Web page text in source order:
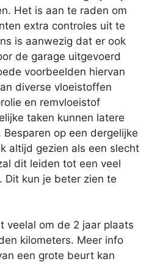
Het is aan te raden om
extra controles uit te
is aanwezig dat er ook
de garage uitgevoerd
voorbeelden hiervan
diverse vloeistoffen
en remvloeistof
taken kunnen latere
op een dergelijke
altijd gezien als een slecht
dit leiden tot een veel
Dit kun je beter zien te
veelal om de 2 jaar plaats
kilometers. Meer info
een grote beurt kan